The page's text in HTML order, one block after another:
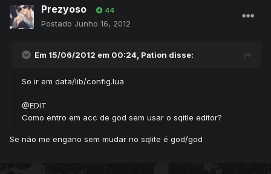
Prezyoso 44
Postado Junho 16, 2012
Em 15/06/2012 em 00:24, Pation disse:
So ir em data/lib/config.lua
@EDIT
Como entro em acc de god sem usar o sqitle editor?
Se não me engano sem mudar no sqlite é god/god